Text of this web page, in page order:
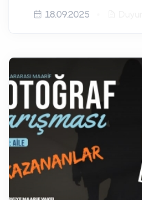
18.09.2025